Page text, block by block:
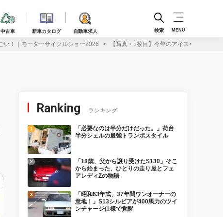
中古車 新車カタログ 自動車求人 検索 MENU
！｜モーターサイクルショー2026 【写真・1枚目】今年のアイス×ヒーター
Ranking ランキング
「必要なのは半分だけだった。」荷台
半分シェルの最強トランポスタイル
「18歳、父から譲り受けたS130」そこ
から始まった、ひとりの走り屋とフェ
アレディZの物語
「昭和63年式、37年間ワンオーナーの
意地！」S13シルビアが400馬力のツイ
ンチャージ仕様で覚醒